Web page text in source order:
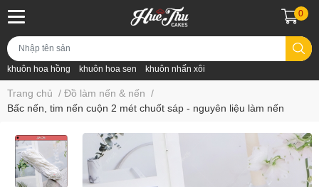
khuôn hoa hồng khuôn hoa sen khuôn nhấn xôi
0
Trang chủ / Đồ làm nến & nến /
Bấc nến, tim nến cuộn 2 mét chuốt sáp - nguyên liệu làm nến